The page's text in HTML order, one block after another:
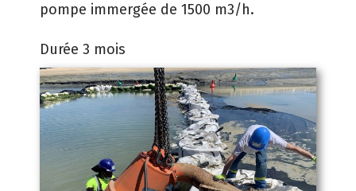
pompe immergée de 1500 m3/h.
Durée 3 mois